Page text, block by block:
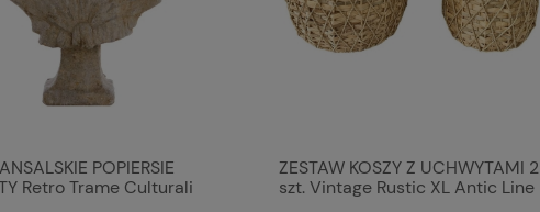
POPIERSIE
Retro Trame Culturali
ZESTAW KOSZY Z UCHWYTAMI 2
szt. Vintage Rustic XL Antic Line